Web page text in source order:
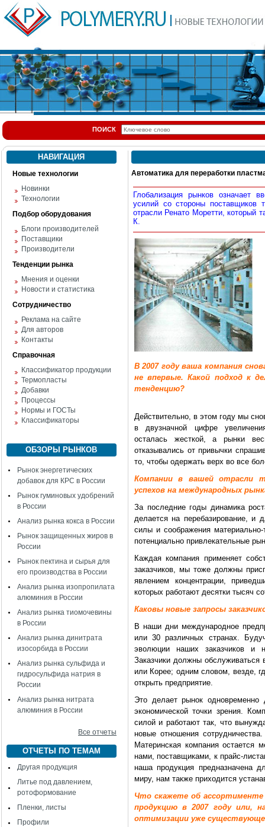
ПОИСК
НАВИГАЦИЯ
Новые технологии
Новинки
Технологии
Подбор оборудования
Блоги производителей
Поставщики
Производители
Тенденции рынка
Мнения и оценки
Новости и статистика
Сотрудничество
Реклама на сайте
Для авторов
Контакты
Справочная
Классификатор продукции
Термопласты
Добавки
Процессы
Нормы и ГОСТы
Классификаторы
ОБЗОРЫ РЫНКОВ
Рынок энергетических
добавок для КРС в России
Рынок гуминовых удобрений
в России
Анализ рынка кокса в России
Рынок защищенных жиров в
России
Рынок пектина и сырья для
его производства в России
Анализ рынка изопропилата
алюминия в России
Анализ рынка тиомочевины
в России
Анализ рынка динитрата
изосорбида в России
Анализ рынка сульфида и
гидросульфида натрия в
России
Анализ рынка нитрата
алюминия в России
Все отчеты
ОТЧЕТЫ ПО ТЕМАМ
Другая продукция
Литье под давлением,
ротоформование
Пленки, листы
Профили
Автоматика для переработки
Глобализация рынков означает
усилий со стороны
отрасли Ренато Моретти, который
К.
В 2007 году ваша компания
не впервые. Какой подход к
тенденцию?
Действительно, в этом году мы
в двузначной цифре
осталась жесткой, а рынки
отказывались от привычки
то, чтобы одержать верх во все
Компании в вашей отрасли
успехов на международных
За последние годы динамика
делается на перебазирование, и
силы и соображения материально-
потенциально привлекательные
Каждая компания применяет
заказчиков, мы тоже должны
явлением концентрации,
которых работают десятки тысяч
Каковы новые запросы
В наши дни международное
или 30 различных странах.
эволюции наших заказчиков и
Заказчики должны
или Корее; одним словом, везде,
открыть предприятие.
Это делает рынок
экономической точки зрения.
силой и работают так, что
новые отношения
Материнская компания остается
нами, поставщиками, к прайс-
наша продукция предназначена
миру, нам также приходится
Что скажете об
продукцию в 2007 году или,
оптимизации уже